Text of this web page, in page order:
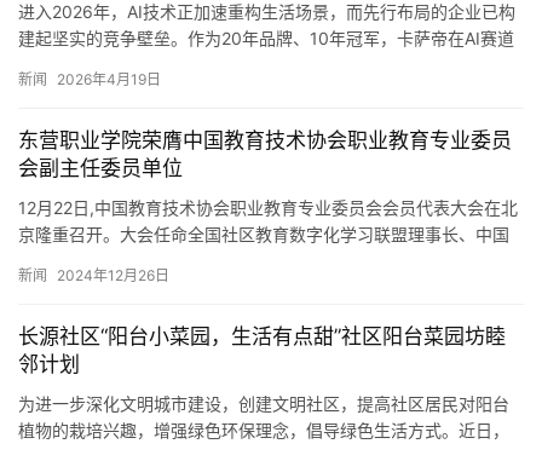
进入2026年，AI技术正加速重构生活场景，而先行布局的企业已构
建起坚实的竞争壁垒。作为20年品牌、10年冠军，卡萨帝在AI赛道
新闻 2026年4月19日
东营职业学院荣膺中国教育技术协会职业教育专业委员
会副主任委员单位
​12月22日,中国教育技术协会职业教育专业委员会会员代表大会在北
京隆重召开。大会任命全国社区教育数字化学习联盟理事长、中国
新闻 2024年12月26日
长源社区“阳台小菜园，生活有点甜”社区阳台菜园坊睦
邻计划
为进一步深化文明城市建设，创建文明社区，提高社区居民对阳台
植物的栽培兴趣，增强绿色环保理念，倡导绿色生活方式。近日，